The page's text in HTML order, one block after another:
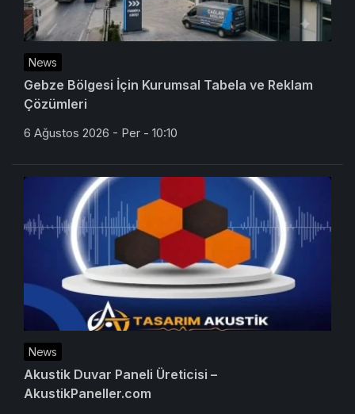
News
Gebze Bölgesi İçin Kurumsal Tabela ve Reklam
Çözümleri
6 Ağustos 2026 - Per - 10:10
News
Akustik Duvar Paneli Üreticisi –
AkustikPaneller.com